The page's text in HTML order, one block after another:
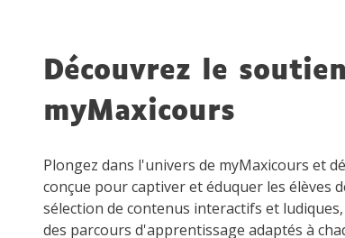
Découvrez le
myMaxicours
Plongez dans l'univers de myMaxicours et
conçue pour captiver et éduquer les élèves
sélection de contenus interactifs et
des parcours d'apprentissage adaptés à